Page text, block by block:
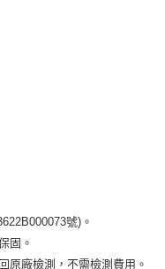
號)。
固。
原廠檢測，不需檢測費用。